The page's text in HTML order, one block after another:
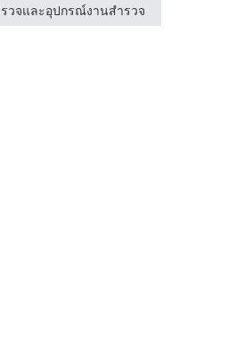
วจและอุปกรณ์งานสำรวจ